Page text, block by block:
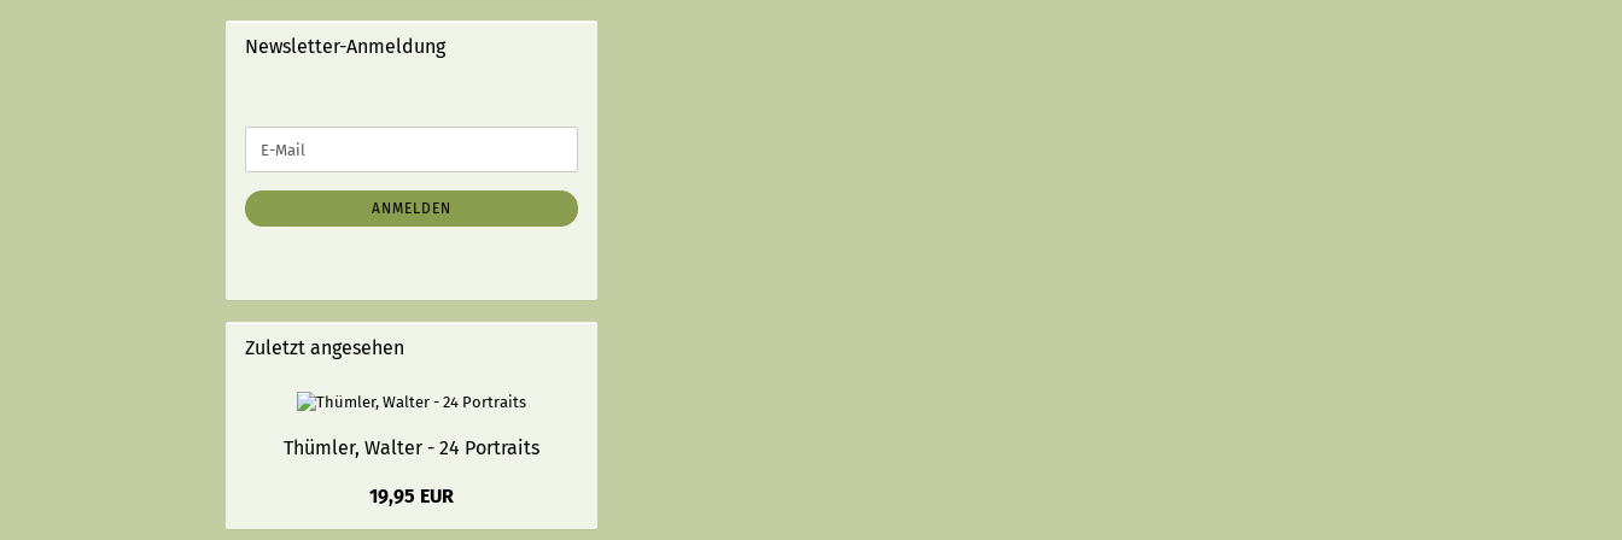
STRICHEN):
Newsletter-Anmeldung
ZUR
ANMELDUNG
E-
Mail
ANMELDEN
Zuletzt angesehen
Thümler, Walter - 24 Portraits
19,95 EUR